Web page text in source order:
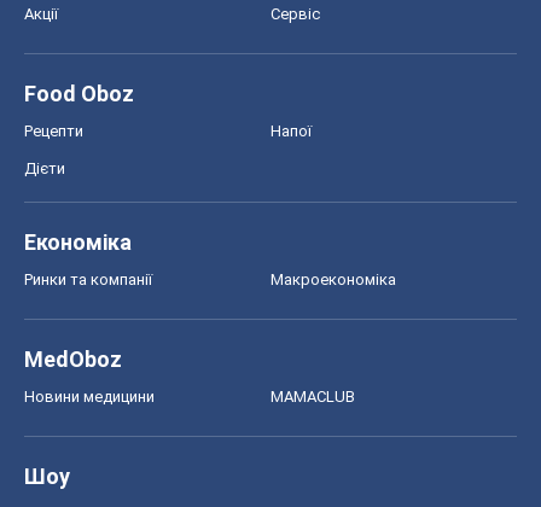
Акції Сервіс
Food Oboz
Рецепти Напої
Дієти
Економіка
Ринки та компанії Макроекономіка
MedOboz
Новини медицини MAMACLUB
Шоу